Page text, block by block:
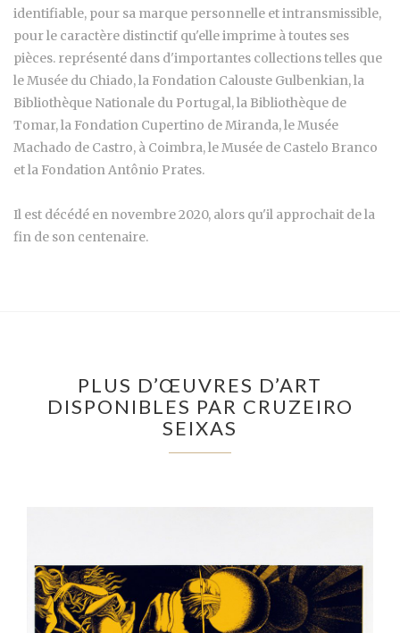
identifiable, pour sa marque personnelle et intransmissible,
pour le caractère distinctif qu'elle imprime à toutes ses
pièces. représenté dans d'importantes collections telles que
le Musée du Chiado, la Fondation Calouste Gulbenkian, la
Bibliothèque Nationale du Portugal, la Bibliothèque de
Tomar, la Fondation Cupertino de Miranda, le Musée
Machado de Castro, à Coimbra, le Musée de Castelo Branco
et la Fondation Antônio Prates.
Il est décédé en novembre 2020, alors qu'il approchait de la
fin de son centenaire.
PLUS D’ŒUVRES D’ART
DISPONIBLES PAR CRUZEIRO
SEIXAS